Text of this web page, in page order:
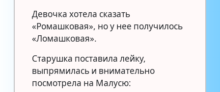
Девочка хотела сказать
«Ромашковая», но у нее получилось
«Ломашковая».
Старушка поставила лейку,
выпрямилась и внимательно
посмотрела на Малусю: